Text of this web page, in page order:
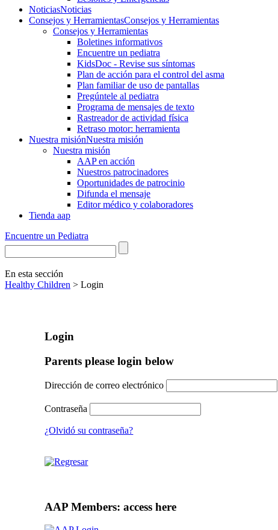
NoticiasNoticias
Consejos y HerramientasConsejos y Herramientas
Consejos y Herramientas
Boletines informativos
Encuentre un pediatra
KidsDoc - Revise sus síntomas
Plan de acción para el control del asma
Plan familiar de uso de pantallas
Pregúntele al pediatra
Programa de mensajes de texto
Rastre​​ador de activida​d física
Retraso motor: herramienta
Nuestra misiónNuestra misión
Nuestra misión
AAP en acción
Nuestros patrocinadores
Oportunidades de patrocinio
Difunda el mensaje
Editor médico y colaboradores
Tienda aap
Encuentre un Pediatra
En esta sección
Healthy Children > Login
Login
Parents please login below
Dirección de correo electrónico
Contraseña
¿Olvidó su contraseña?
AAP Members: access here